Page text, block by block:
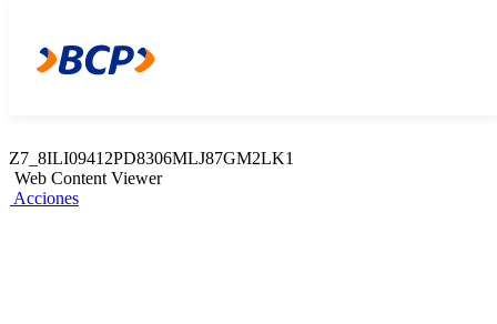
Acciones
Z7_8ILI09412PD8306MLJ87GM2LK1
Web Content Viewer
Acciones